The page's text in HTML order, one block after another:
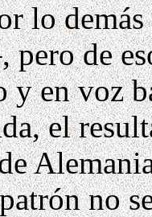
lo
pero de
y en voz
el
no